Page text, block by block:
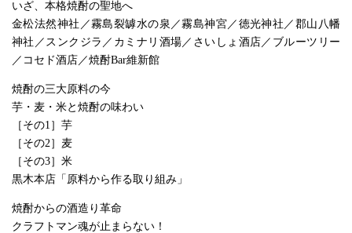
いざ、本格焼酎の聖地へ
金松法然神社／霧島裂罅水の泉／霧島神宮／徳光神社／郡山八幡
神社／スンクジラ／カミナリ酒場／さいしょ酒店／ブルーツリー
／コセド酒店／焼酎Bar維新館
焼酎の三大原料の今
芋・麦・米と焼酎の味わい
［その1］芋
［その2］麦
［その3］米
黒木本店「原料から作る取り組み」
焼酎からの酒造り革命
クラフトマン魂が止まらない！